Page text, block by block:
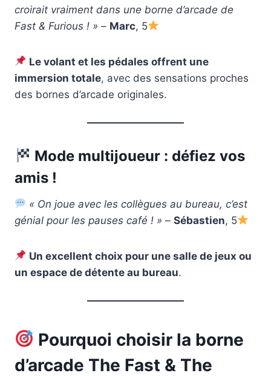
croirait vraiment dans une borne d’arcade de
Fast & Furious ! » – Marc, 5
Le volant et les pédales offrent une
immersion totale, avec des sensations proches
des bornes d’arcade originales.
Mode multijoueur : défiez vos
amis !
« On joue avec les collègues au bureau, c’est
génial pour les pauses café ! » – Sébastien, 5
Un excellent choix pour une salle de jeux ou
un espace de détente au bureau.
Pourquoi choisir la borne
d’arcade The Fast & The